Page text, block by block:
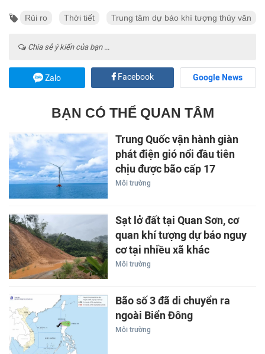
Rủi ro Thời tiết Trung tâm dự báo khí tượng thủy văn
Chia sẻ ý kiến của bạn ...
Zalo Facebook Google News
BẠN CÓ THỂ QUAN TÂM
Trung Quốc vận hành giàn
phát điện gió nổi đầu tiên
chịu được bão cấp 17
Môi trường
Sạt lở đất tại Quan Sơn, cơ
quan khí tượng dự báo nguy
cơ tại nhiều xã khác
Môi trường
Bão số 3 đã di chuyển ra
ngoài Biển Đông
Môi trường